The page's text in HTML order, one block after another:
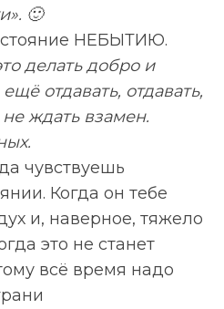
🙂
НЕБЫТИЮ.
делать добро и
отдавать, отдавать,
не ждать взамен.
чувствуешь
Когда он тебе
и, наверное, тяжело
это не станет
всё время надо